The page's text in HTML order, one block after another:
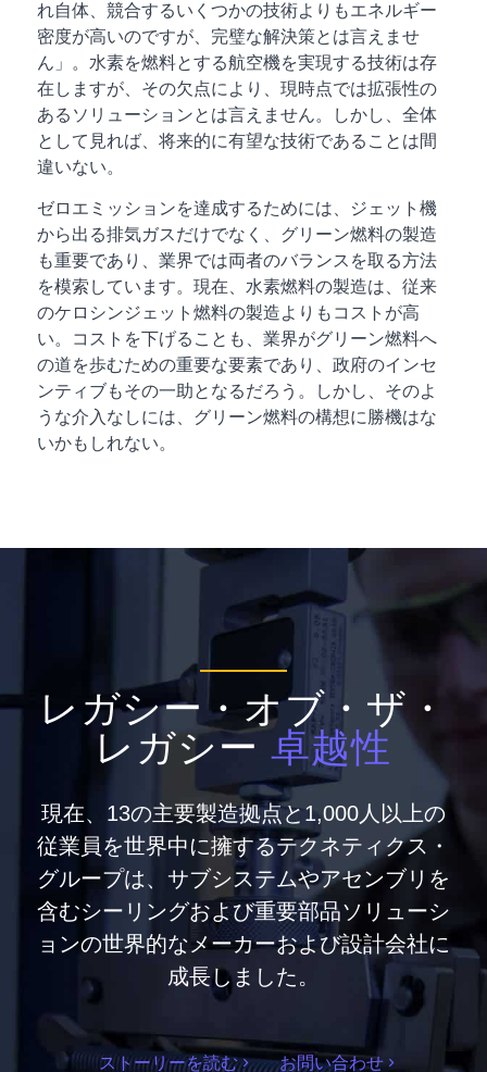
れ自体、競合するいくつかの技術よりもエネルギー
密度が高いのですが、完璧な解決策とは言えませ
ん」。水素を燃料とする航空機を実現する技術は存
在しますが、その欠点により、現時点では拡張性の
あるソリューションとは言えません。しかし、全体
として見れば、将来的に有望な技術であることは間
違いない。
ゼロエミッションを達成するためには、ジェット機
から出る排気ガスだけでなく、グリーン燃料の製造
も重要であり、業界では両者のバランスを取る方法
を模索しています。現在、水素燃料の製造は、従来
のケロシンジェット燃料の製造よりもコストが高
い。コストを下げることも、業界がグリーン燃料へ
の道を歩むための重要な要素であり、政府のインセ
ンティブもその一助となるだろう。しかし、そのよ
うな介入なしには、グリーン燃料の構想に勝機はな
いかもしれない。
レガシー・オブ・ザ・
レガシー卓越性
現在、13の主要製造拠点と1,000人以上の
従業員を世界中に擁するテクネティクス・
グループは、サブシステムやアセンブリを
含むシーリングおよび重要部品ソリューシ
ョンの世界的なメーカーおよび設計会社に
成長しました。
ストーリーを読む お問い合わせ